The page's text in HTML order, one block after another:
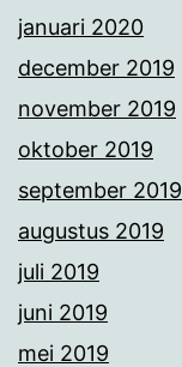
januari 2020
december 2019
november 2019
oktober 2019
september 2019
augustus 2019
juli 2019
juni 2019
mei 2019